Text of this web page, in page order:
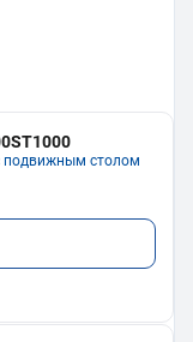
подвижным столом